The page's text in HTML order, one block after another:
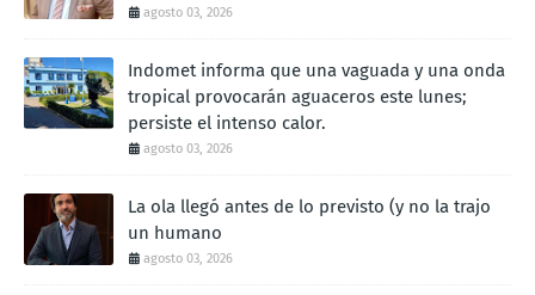
agosto 03, 2026
Indomet informa que una vaguada y una onda
tropical provocarán aguaceros este lunes;
persiste el intenso calor.
agosto 03, 2026
La ola llegó antes de lo previsto (y no la trajo
un humano
agosto 03, 2026